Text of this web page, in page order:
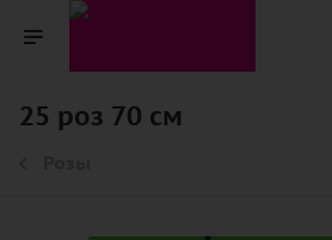
25 роз 70 см